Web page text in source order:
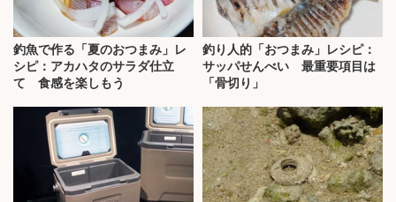
釣魚で作る「夏のおつまみ」レ
シピ：アカハタのサラダ仕立
て 食感を楽しもう
釣り人的「おつまみ」レシピ：
サッパせんべい 最重要項目は
「骨切り」